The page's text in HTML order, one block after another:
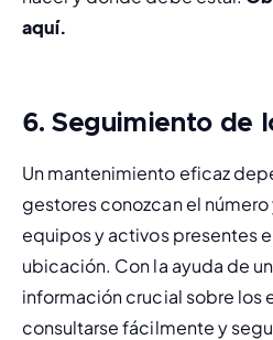
aquí.
6. Seguimiento de
Un mantenimiento eficaz
gestores conozcan el
equipos y activos presentes
ubicación. Con la ayuda de
información crucial sobre los
consultarse fácilmente y